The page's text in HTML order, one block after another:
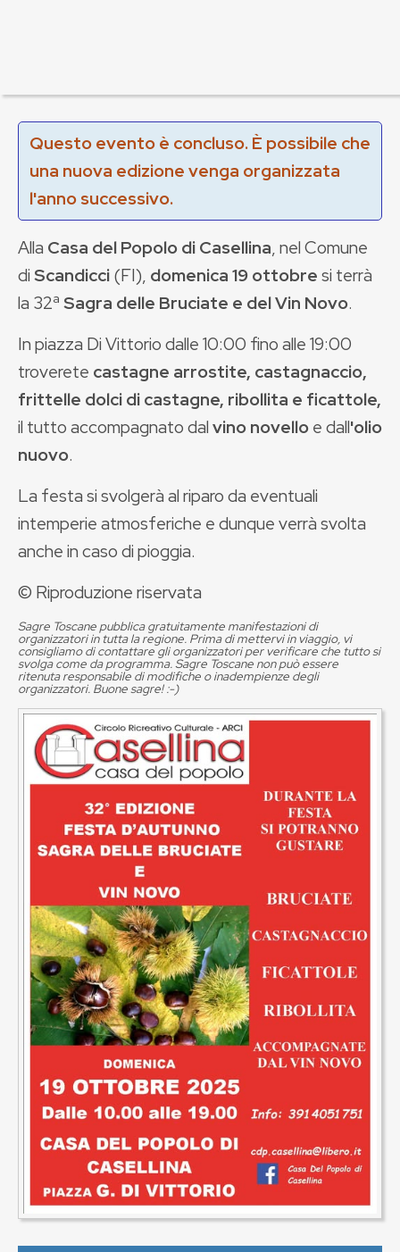
Questo evento è concluso. È possibile che
una nuova edizione venga organizzata
l'anno successivo.
Alla Casa del Popolo di Casellina, nel Comune
diScandicci(FI), domenica 19 ottobresi terrà
la 32ªSagra delle Bruciate e del Vin Novo.
In piazza Di Vittorio dalle 10:00 fino alle 19:00
troverete castagne arrostite, castagnaccio,
frittelle dolci di castagne, ribollita e ficattole,
il tutto accompagnato dalvino novelloe dall'olio
nuovo.
La festa si svolgerà al riparo da eventuali
intemperie atmosferiche e dunque verrà svolta
anche in caso di pioggia.
© Riproduzione riservata
Sagre Toscane pubblica gratuitamente manifestazioni di
organizzatori in tutta la regione. Prima di mettervi in viaggio, vi
consigliamo di contattare gli organizzatori per verificare che tutto si
svolga come da programma. Sagre Toscane non può essere
ritenuta responsabile di modifiche o inadempienze degli
organizzatori. Buone sagre! :-)